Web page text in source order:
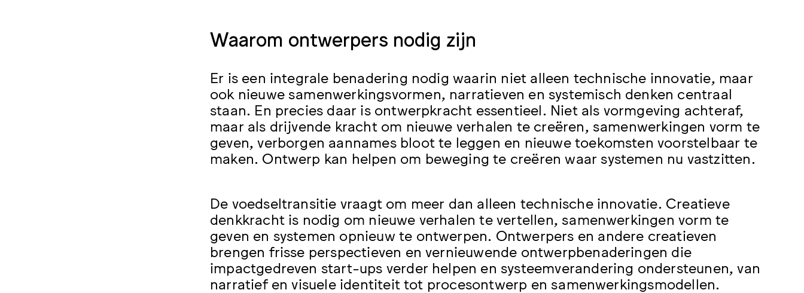
Waarom ontwerpers nodig zijn
Er is een integrale benadering nodig waarin niet alleen technische innovatie, maar
ook nieuwe samenwerkingsvormen, narratieven en systemisch denken centraal
staan. En precies daar is ontwerpkracht essentieel. Niet als vormgeving achteraf,
maar als drijvende kracht om nieuwe verhalen te creëren, samenwerkingen vorm te
geven, verborgen aannames bloot te leggen en nieuwe toekomsten voorstelbaar te
maken. Ontwerp kan helpen om beweging te creëren waar systemen nu vastzitten.
De voedseltransitie vraagt om meer dan alleen technische innovatie. Creatieve
denkkracht is nodig om nieuwe verhalen te vertellen, samenwerkingen vorm te
geven en systemen opnieuw te ontwerpen. Ontwerpers en andere creatieven
brengen frisse perspectieven en vernieuwende ontwerpbenaderingen die
impactgedreven start-ups verder helpen en systeemverandering ondersteunen, van
narratief en visuele identiteit tot procesontwerp en samenwerkingsmodellen.